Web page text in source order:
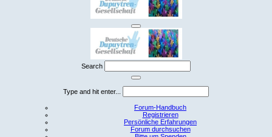
Search
Type and hit enter...
Forum-Handbuch
Registrieren
Persönliche Erfahrungen
Forum durchsuchen